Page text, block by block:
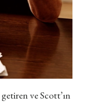
ve Scott’ın